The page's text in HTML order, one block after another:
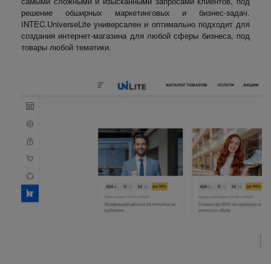
решение обширных маркетинговых и бизнес-задач.
INTEC.UniverseLite универсален и оптимально подходит для
создания интернет-магазина для любой сферы бизнеса, под
товары любой тематики.